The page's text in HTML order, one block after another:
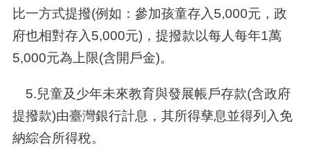
比一方式提撥(例如：參加孩童存入5,000元，政
府也相對存入5,000元)，提撥款以每人每年1萬
5,000元為上限(含開戶金)。
5.兒童及少年未來教育與發展帳戶存款(含政府
提撥款)由臺灣銀行計息，其所得孳息並得列入免
納綜合所得稅。